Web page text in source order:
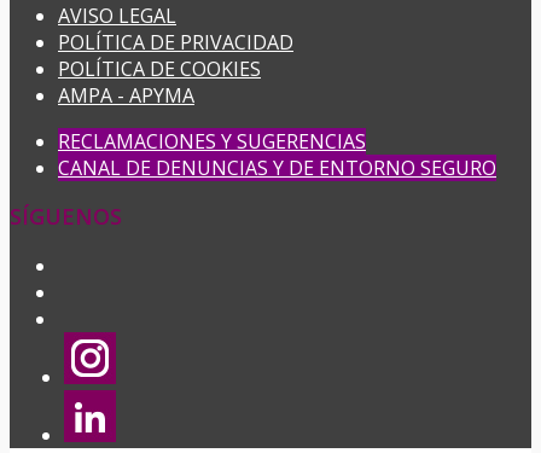
AVISO LEGAL
POLÍTICA DE PRIVACIDAD
POLÍTICA DE COOKIES
AMPA - APYMA
RECLAMACIONES Y SUGERENCIAS
CANAL DE DENUNCIAS Y DE ENTORNO SEGURO
SÍGUENOS